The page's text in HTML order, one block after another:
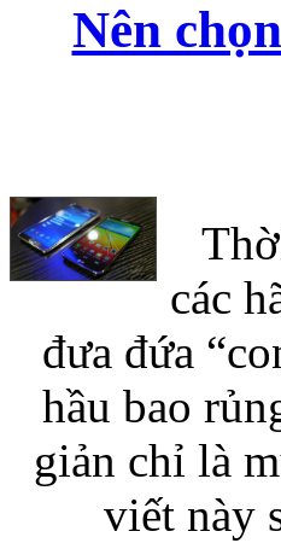
Nên
các
đưa đứa
hầu bao
giản chỉ là
viết này